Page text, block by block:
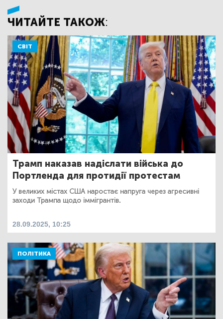
ЧИТАЙТЕ ТАКОЖ:
СВІТ
Трамп наказав надіслати війська до
Портленда для протидії протестам
У великих містах США наростає напруга через агресивні
заходи Трампа щодо іммігрантів.
28.09.2025, 10:25
ПОЛІТИКА